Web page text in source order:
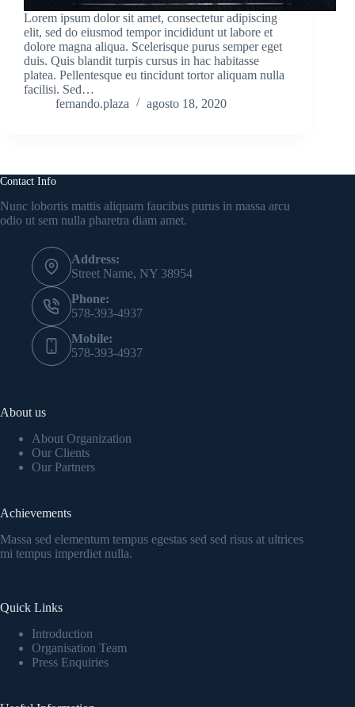
Lorem ipsum dolor sit amet, consectetur adipiscing
elit, sed do eiusmod tempor incididunt ut labore et
dolore magna aliqua. Scelerisque purus semper eget
duis. Quis blandit turpis cursus in hac habitasse
platea. Pellentesque eu tincidunt tortor aliquam nulla
facilisi. Sed…
fernando.plaza
agosto 18, 2020
Contact Info
Nunc lobortis mattis aliquam faucibus purus in massa arcu
odio ut sem nulla pharetra diam amet.
Address:
Street Name, NY 38954
Phone:
578-393-4937
Mobile:
578-393-4937
About us
About Organization
Our Clients
Our Partners
Achievements
Massa sed elementum tempus egestas sed sed risus at ultrices
mi tempus imperdiet nulla.
Quick Links
Introduction
Organisation Team
Press Enquiries